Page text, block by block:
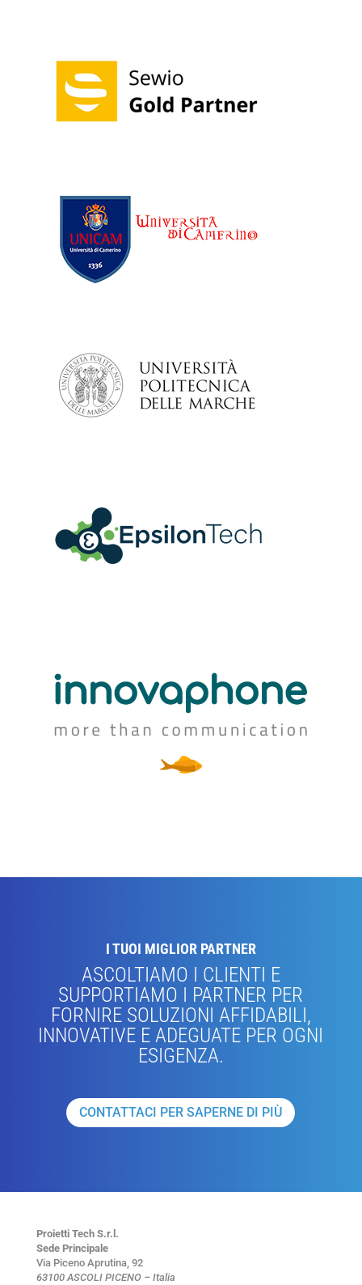
I TUOI MIGLIOR PARTNER
ASCOLTIAMO I CLIENTI E
SUPPORTIAMO I PARTNER PER
FORNIRE SOLUZIONI AFFIDABILI,
INNOVATIVE E ADEGUATE PER OGNI
ESIGENZA.
CONTATTACI PER SAPERNE DI PIÙ
Proietti Tech S.r.l.
Sede Principale
Via Piceno Aprutina, 92
63100 ASCOLI PICENO – Italia